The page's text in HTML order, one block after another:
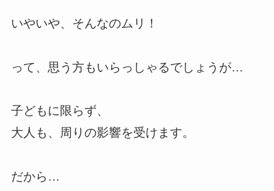
いやいや、そんなのムリ！
って、思う方もいらっしゃるでしょうが…
子どもに限らず、
大人も、周りの影響を受けます。
だから…